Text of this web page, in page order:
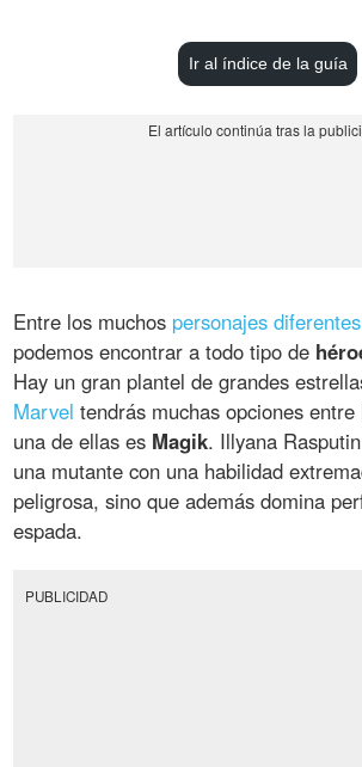
Ir al índice de la guía
Entre los muchos personajes diferentes
podemos encontrar a todo tipo de
Hay un gran plantel de grandes
Marvel tendrás muchas opciones
una de ellas es Magik. Illyana
una mutante con una habilidad
peligrosa, sino que además domina
espada.
PUBLICIDAD